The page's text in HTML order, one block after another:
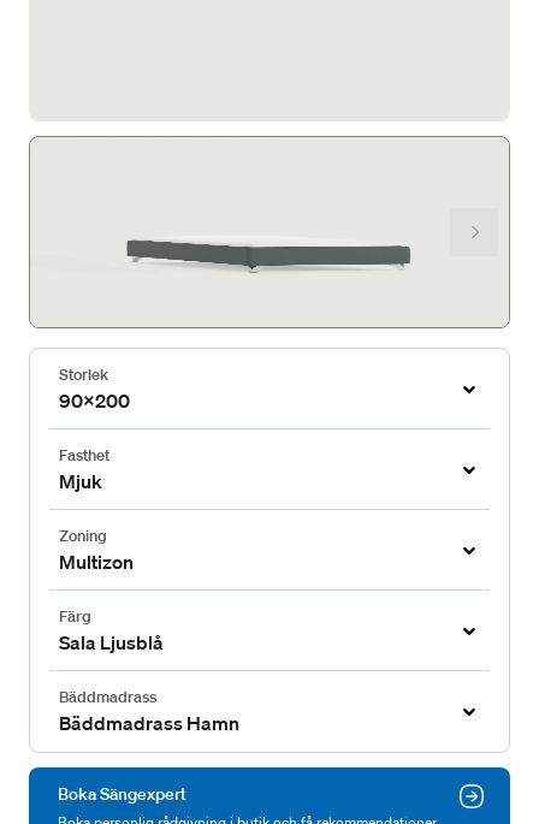
Storlek
90x200
Fasthet
Mjuk
Zoning
Multizon
Färg
Sala Ljusblå
Bäddmadrass
Bäddmadrass Hamn
Boka Sängexpert